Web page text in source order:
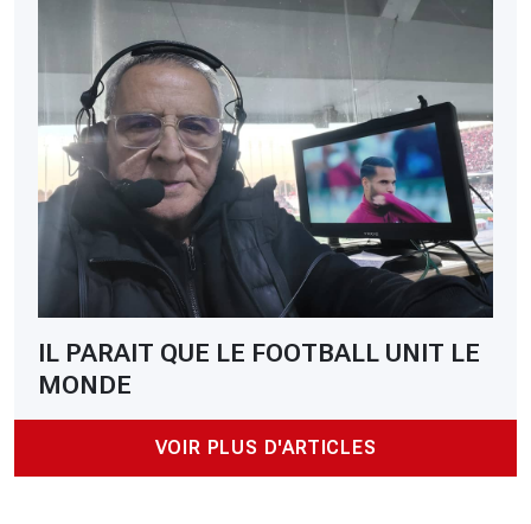
IL PARAIT QUE LE FOOTBALL UNIT LE
MONDE
VOIR PLUS D'ARTICLES